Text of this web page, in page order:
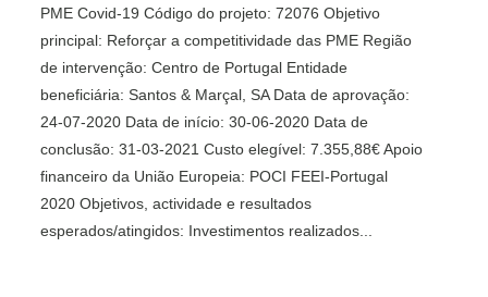
PME Covid-19 Código do projeto: 72076 Objetivo
principal: Reforçar a competitividade das PME Região
de intervenção: Centro de Portugal Entidade
beneficiária: Santos & Marçal, SA Data de aprovação:
24-07-2020 Data de início: 30-06-2020 Data de
conclusão: 31-03-2021 Custo elegível: 7.355,88€ Apoio
financeiro da União Europeia: POCI FEEI-Portugal
2020 Objetivos, actividade e resultados
esperados/atingidos: Investimentos realizados...